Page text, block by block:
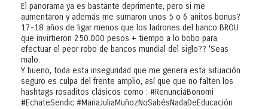
El panorama ya es bastante deprimente, pero si me
aumentaron y además me sumaron unos 5 o 6 añitos bonus?
17-18 años de ligar menos que los ladrones del banco BROU
que invirtieron 250.000 pesos + tiempo a lo bobo para
efectuar el peor robo de bancos mundial del siglo?? 'Seas
malo.
Y bueno, toda esta inseguridad que me genera esta situación
seguro es culpa del frente amplio, así que que no falten los
hashtags rosaditos clásicos como : #RenunciáBonomi
#EchateSendic #MariaJuliaMuñozNoSabésNadaDeEducación